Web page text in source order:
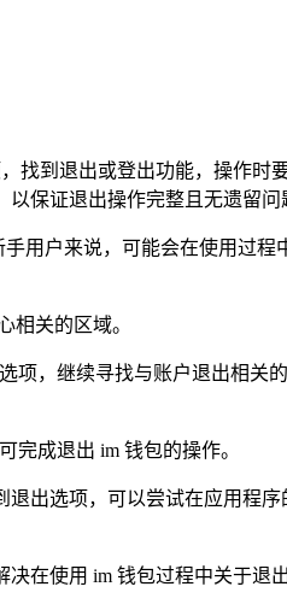
找到退出或登出功能，操作时
保证退出操作完整且无遗留问
用户来说，可能会在使用过程
相关的区域。
，继续寻找与账户退出相关
完成退出 im 钱包的操作。
出选项，可以尝试在应用程
在使用 im 钱包过程中关于退